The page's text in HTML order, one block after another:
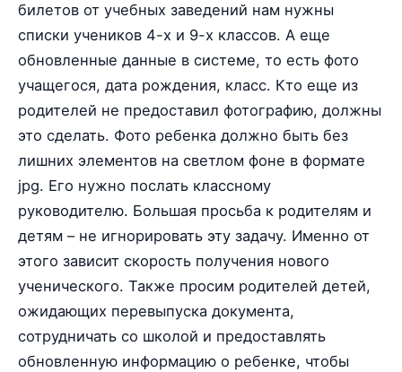
билетов от учебных заведений нам нужны
списки учеников 4-х и 9-х классов. А еще
обновленные данные в системе, то есть фото
учащегося, дата рождения, класс. Кто еще из
родителей не предоставил фотографию, должны
это сделать. Фото ребенка должно быть без
лишних элементов на светлом фоне в формате
jpg. Его нужно послать классному
руководителю. Большая просьба к родителям и
детям – не игнорировать эту задачу. Именно от
этого зависит скорость получения нового
ученического. Также просим родителей детей,
ожидающих перевыпуска документа,
сотрудничать со школой и предоставлять
обновленную информацию о ребенке, чтобы